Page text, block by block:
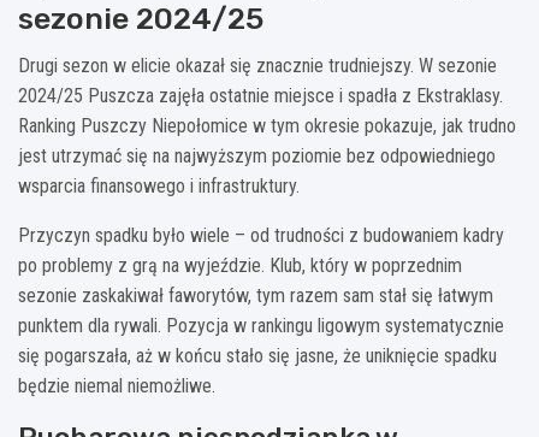
sezonie 2024/25
Drugi sezon w elicie okazał się znacznie trudniejszy. W sezonie
2024/25 Puszcza zajęła ostatnie miejsce i spadła z Ekstraklasy.
Ranking Puszczy Niepołomice w tym okresie pokazuje, jak trudno
jest utrzymać się na najwyższym poziomie bez odpowiedniego
wsparcia finansowego i infrastruktury.
Przyczyn spadku było wiele – od trudności z budowaniem kadry
po problemy z grą na wyjeździe. Klub, który w poprzednim
sezonie zaskakiwał faworytów, tym razem sam stał się łatwym
punktem dla rywali. Pozycja w rankingu ligowym systematycznie
się pogarszała, aż w końcu stało się jasne, że uniknięcie spadku
będzie niemal niemożliwe.